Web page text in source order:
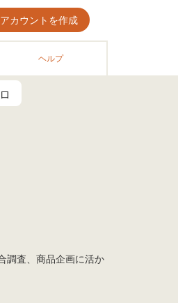
アカウントを作成
ヘルプ
調査、商品企画に活か